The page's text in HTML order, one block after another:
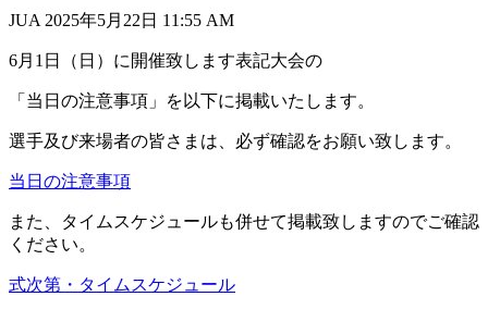
JUA 2025年5月22日 11:55 AM
6月1日（日） に開催致します表記大会の
「当日の注意事項」を以下に掲載いたします。
選手及び来場者の皆さまは、必ず確認をお願い致します。
当日の注意事項
また、タイムスケジュールも併せて掲載致しますのでご確認
ください。
式次第・タイムスケジュール